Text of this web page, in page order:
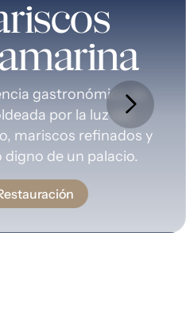
gastronómica de
por la luz del
mariscos refinados y
digno de un palacio.